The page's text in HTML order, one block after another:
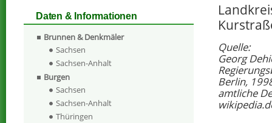
Quelle:
Georg
Berlin,
amtliche
Daten & Informationen
Brunnen & Denkmäler
Sachsen
Sachsen-Anhalt
Burgen
Sachsen
Sachsen-Anhalt
Thüringen